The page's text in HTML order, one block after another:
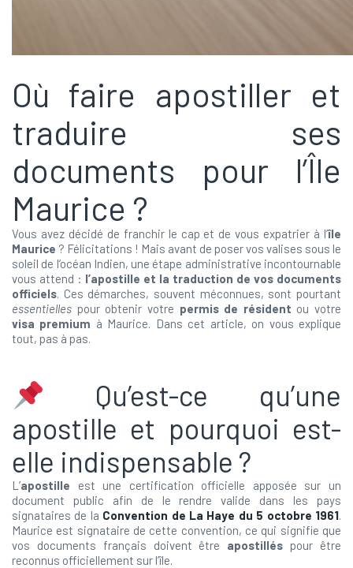
Où faire apostiller et
traduire ses
documents pour l’Île
Maurice ?
Vous avez décidé de franchir le cap et de vous expatrier à l’île
Maurice ? Félicitations ! Mais avant de poser vos valises sous le
soleil de l’océan Indien, une étape administrative incontournable
vous attend : l’apostille et la traduction de vos documents
officiels. Ces démarches, souvent méconnues, sont pourtant
essentielles pour obtenir votre permis de résident ou votre
visa premium à Maurice. Dans cet article, on vous explique
tout, pas à pas.
Qu’est-ce qu’une
apostille et pourquoi est-
elle indispensable ?
L’apostille est une certification officielle apposée sur un
document public afin de le rendre valide dans les pays
signataires de la Convention de La Haye du 5 octobre 1961.
Maurice est signataire de cette convention, ce qui signifie que
vos documents français doivent être apostillés pour être
reconnus officiellement sur l’île.